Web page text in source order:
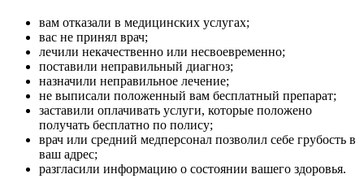
вам отказали в медицинских услугах;
вас не принял врач;
лечили некачественно или несвоевременно;
поставили неправильный диагноз;
назначили неправильное лечение;
не выписали положенный вам бесплатный препарат;
заставили оплачивать услуги, которые положено
получать бесплатно по полису;
врач или средний медперсонал позволил себе грубость в
ваш адрес;
разгласили информацию о состоянии вашего здоровья.